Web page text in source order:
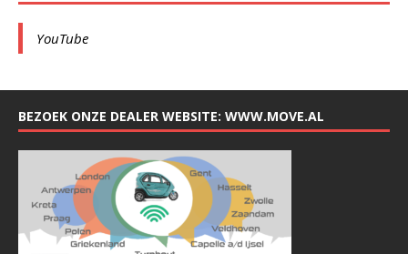
YouTube
BEZOEK ONZE DEALER WEBSITE: WWW.MOVE.AL